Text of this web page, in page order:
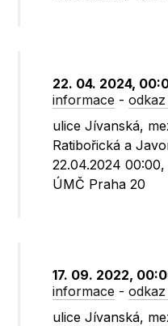
22. 04. 2024,
informace -
ulice Jívanská,
Ratibořická a
22.04.2024
ÚMČ Praha 20
17. 09. 2022,
informace -
ulice Jívanská,